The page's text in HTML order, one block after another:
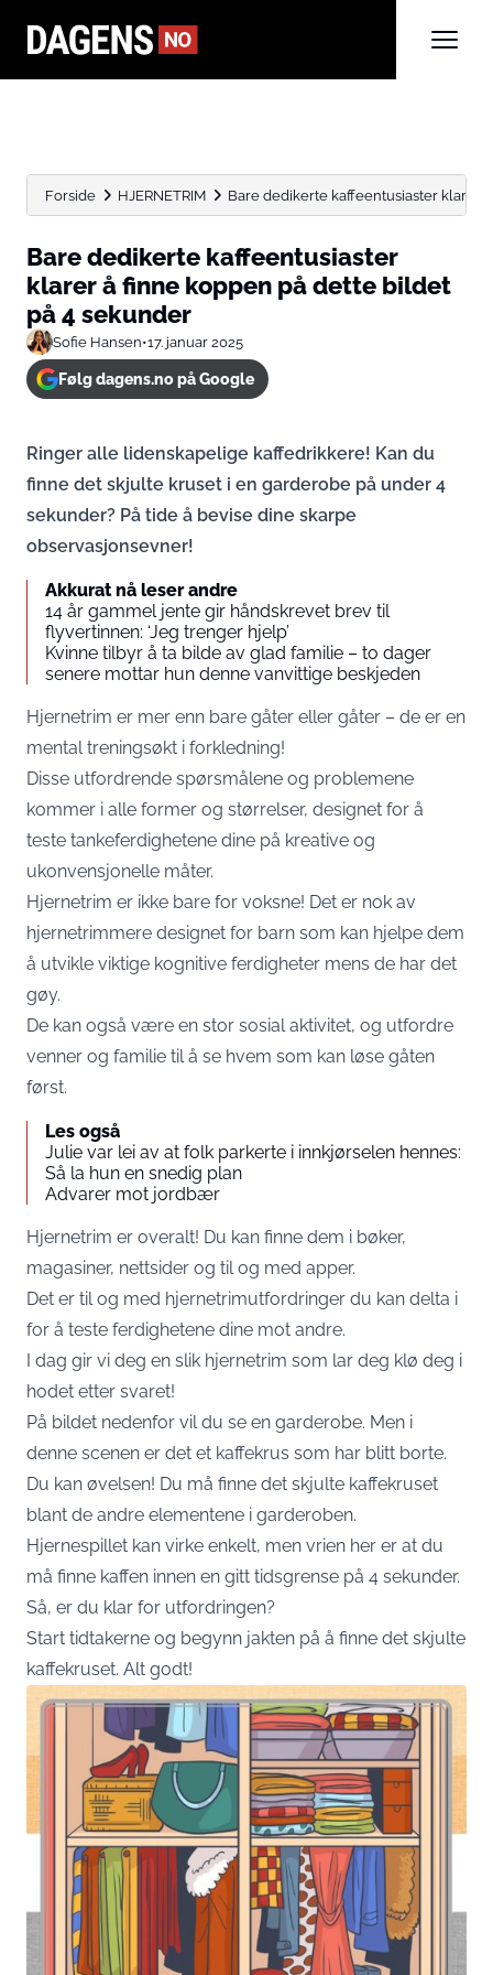
Forside HJERNETRIM Bare dedikerte kaffeentusiaster klarer
Bare dedikerte kaffeentusiaster
klarer å finne koppen på dette bildet
på 4 sekunder
Sofie Hansen•17. januar 2025
Følg dagens.no på Google
Ringer alle lidenskapelige kaffedrikkere! Kan du
finne det skjulte kruset i en garderobe på under 4
sekunder? På tide å bevise dine skarpe
observasjonsevner!
Akkurat nå leser andre
14 år gammel jente gir håndskrevet brev til
flyvertinnen: ‘Jeg trenger hjelp’
Kvinne tilbyr å ta bilde av glad familie – to dager
senere mottar hun denne vanvittige beskjeden
Hjernetrim er mer enn bare gåter eller gåter – de er en
mental treningsøkt i forkledning!
Disse utfordrende spørsmålene og problemene
kommer i alle former og størrelser, designet for å
teste tankeferdighetene dine på kreative og
ukonvensjonelle måter.
Hjernetrim er ikke bare for voksne! Det er nok av
hjernetrimmere designet for barn som kan hjelpe dem
å utvikle viktige kognitive ferdigheter mens de har det
gøy.
De kan også være en stor sosial aktivitet, og utfordre
venner og familie til å se hvem som kan løse gåten
først.
Les også
Julie var lei av at folk parkerte i innkjørselen hennes:
Så la hun en snedig plan
Advarer mot jordbær
Hjernetrim er overalt! Du kan finne dem i bøker,
magasiner, nettsider og til og med apper.
Det er til og med hjernetrimutfordringer du kan delta i
for å teste ferdighetene dine mot andre.
I dag gir vi deg en slik hjernetrim som lar deg klø deg i
hodet etter svaret!
På bildet nedenfor vil du se en garderobe. Men i
denne scenen er det et kaffekrus som har blitt borte.
Du kan øvelsen! Du må finne det skjulte kaffekruset
blant de andre elementene i garderoben.
Hjernespillet kan virke enkelt, men vrien her er at du
må finne kaffen innen en gitt tidsgrense på 4 sekunder.
Så, er du klar for utfordringen?
Start tidtakerne og begynn jakten på å finne det skjulte
kaffekruset. Alt godt!